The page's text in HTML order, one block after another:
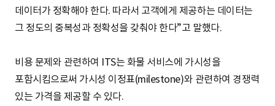
데이터가 정확해야 한다. 따라서 고객에게 제공하는 데이터는
그 정도의 중복성과 정확성을 갖춰야 한다”고 말했다.
비용 문제와 관련하여 ITS는 화물 서비스에 가시성을
포함시킴으로써 가시성 이정표(milestone)와 관련하여 경쟁력
있는 가격을 제공할 수 있다.